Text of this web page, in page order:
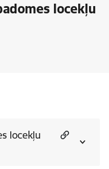
locekļu
locekļu